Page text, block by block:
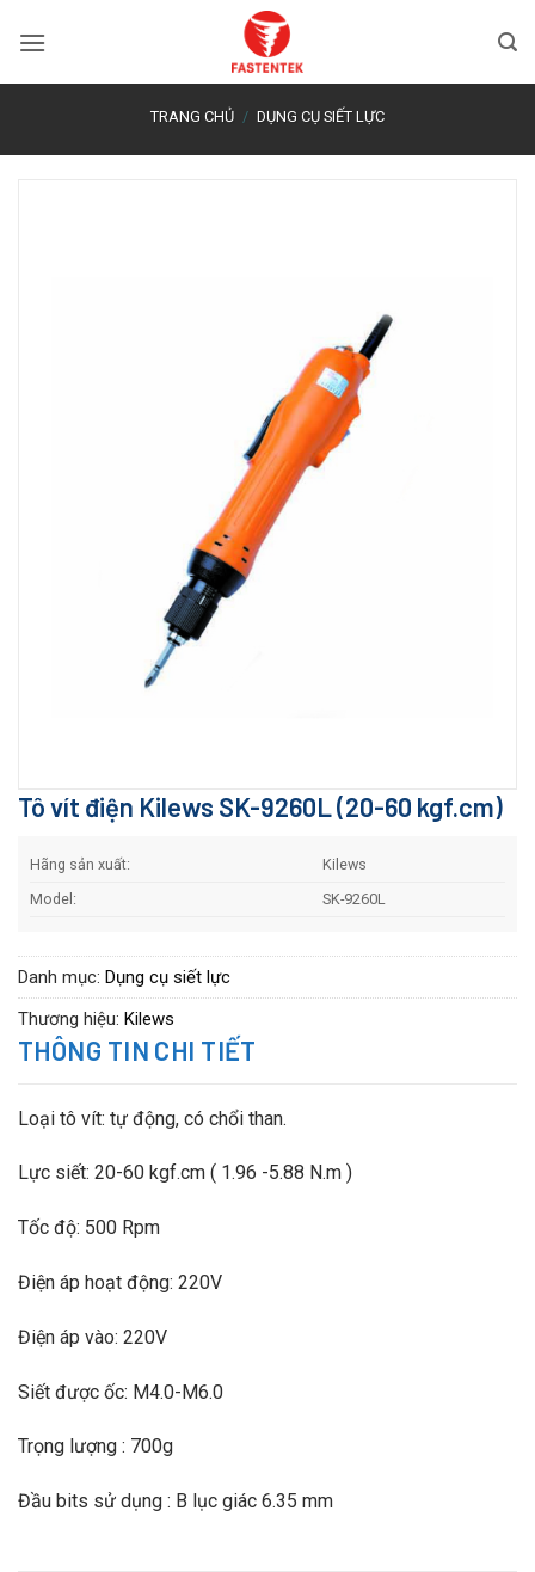
qua
TRANG CHỦ / DỤNG CỤ SIẾT LỰC
Tô vít điện Kilews SK-9260L (20-60 kgf.cm)
Hãng sản xuất:
Kilews
Model:
SK-9260L
Danh mục: Dụng cụ siết lực
Thương hiệu: Kilews
THÔNG TIN CHI TIẾT
Loại tô vít: tự động, có chổi than.
Lực siết: 20-60 kgf.cm ( 1.96 -5.88 N.m )
Tốc độ: 500 Rpm
Điện áp hoạt động: 220V
Điện áp vào: 220V
Siết được ốc: M4.0-M6.0
Trọng lượng : 700g
Đầu bits sử dụng : B lục giác 6.35 mm